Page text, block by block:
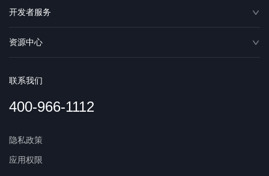
开发者服务
资源中心
联系我们
400-966-1112
隐私政策
应用权限